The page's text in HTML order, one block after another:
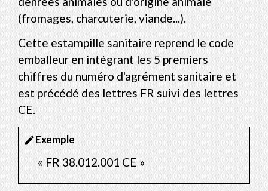
(fromages, charcuterie, viande...).
Cette estampille sanitaire reprend le code
emballeur en intégrant les 5 premiers
chiffres du numéro d'agrément sanitaire et
est précédé des lettres FR suivi des lettres
CE.
editExemple
« FR 38.012.001 CE »